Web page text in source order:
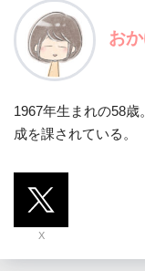
お
1967年生まれの58
成を課されている。
X